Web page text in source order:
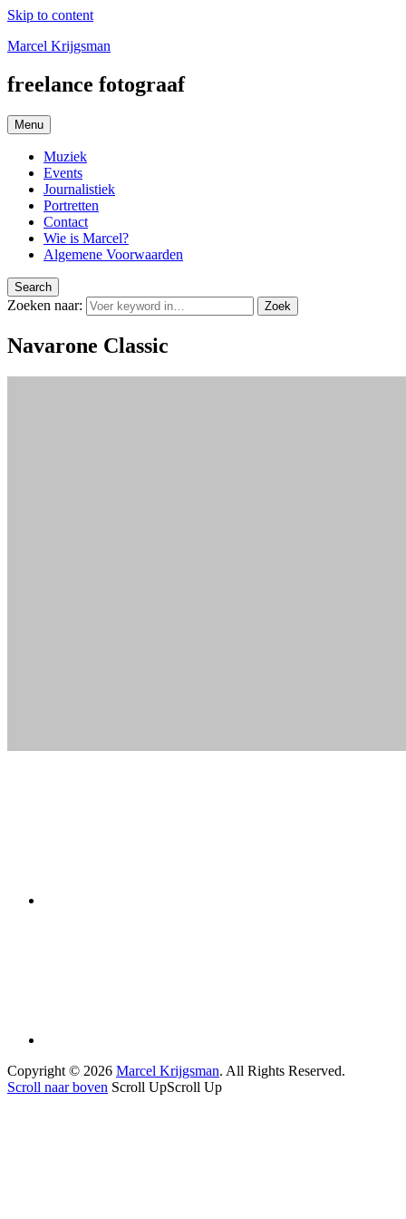
Skip to content
Marcel Krijgsman
freelance fotograaf
Menu
Muziek
Events
Journalistiek
Portretten
Contact
Wie is Marcel?
Algemene Voorwaarden
Search
Zoeken naar: Zoek
Navarone Classic
Copyright © 2026 Marcel Krijgsman. All Rights Reserved.
Scroll naar boven Scroll UpScroll Up